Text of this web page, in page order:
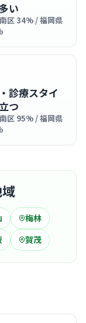
い
区 34% / 福岡県
診療スタイ
つ
区 95% / 福岡県
梅林
賀茂